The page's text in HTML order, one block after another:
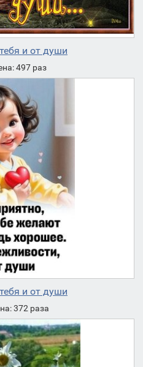
и от души
497 раз
и от души
372 раза